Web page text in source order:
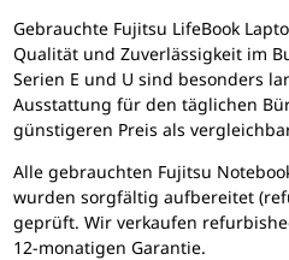
Gebrauchte Fujitsu LifeBook
Qualität und Zuverlässigkeit im
Serien E und U sind besonders
Ausstattung für den täglichen
günstigeren Preis als
Alle gebrauchten Fujitsu
wurden sorgfältig aufbereitet
geprüft. Wir verkaufen
12-monatigen Garantie.